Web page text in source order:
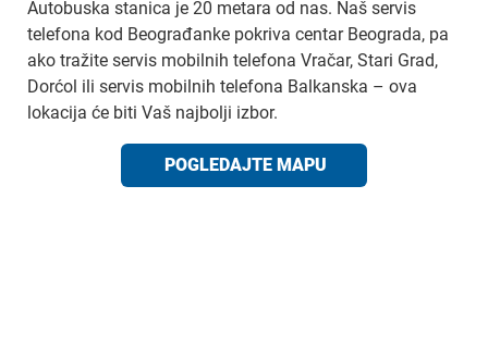
Autobuska stanica je 20 metara od nas. Naš servis
telefona kod Beograđanke pokriva centar Beograda, pa
ako tražite servis mobilnih telefona Vračar, Stari Grad,
Dorćol ili servis mobilnih telefona Balkanska – ova
lokacija će biti Vaš najbolji izbor.
POGLEDAJTE MAPU